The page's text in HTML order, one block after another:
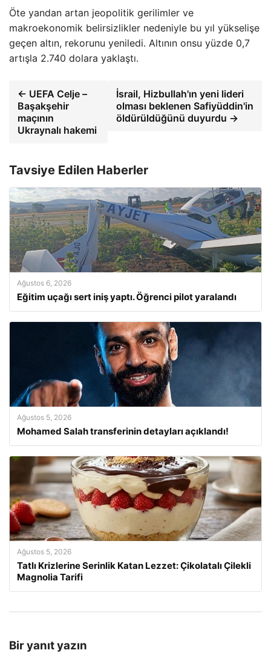
Öte yandan artan jeopolitik gerilimler ve
makroekonomik belirsizlikler nedeniyle bu yıl yükselişe
geçen altın, rekorunu yeniledi. Altının onsu yüzde 0,7
artışla 2.740 dolara yaklaştı.
← UEFA Celje –
Başakşehir
maçının
Ukraynalı hakemi
İsrail, Hizbullah'ın yeni lideri
olması beklenen Safiyüddin'in
öldürüldüğünü duyurdu →
Tavsiye Edilen Haberler
Ağustos 6, 2026
Eğitim uçağı sert iniş yaptı. Öğrenci pilot yaralandı
Ağustos 5, 2026
Mohamed Salah transferinin detayları açıklandı!
Ağustos 5, 2026
Tatlı Krizlerine Serinlik Katan Lezzet: Çikolatalı Çilekli
Magnolia Tarifi
Bir yanıt yazın